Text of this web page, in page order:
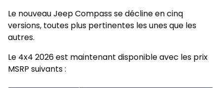
Le nouveau Jeep Compass se décline en cinq
versions, toutes plus pertinentes les unes que les
autres.
Le 4x4 2026 est maintenant disponible avec les prix
MSRP suivants :